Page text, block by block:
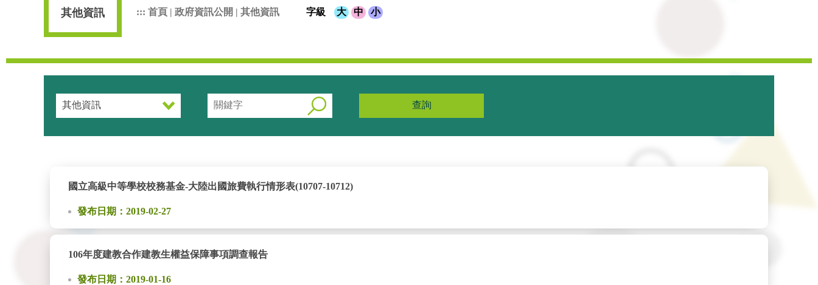
其他資訊 ::: 首頁 | 政府資訊公開 | 其他資訊 字級 大 中 小
查詢
國立高級中等學校校務基金-大陸出國旅費執行情形表(10707-10712)
發布日期：2019-02-27
106年度建教合作建教生權益保障事項調查報告
發布日期：2019-01-16